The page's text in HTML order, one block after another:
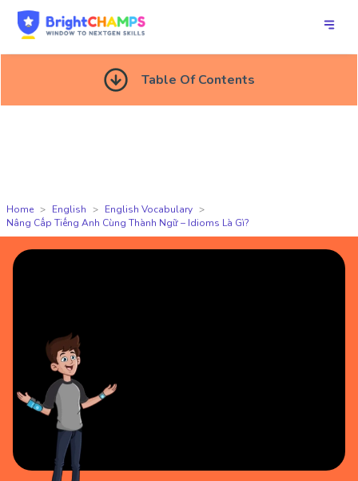
Table Of Contents
Home English
English Vocabulary
Nâng Cấp Tiếng Anh Cùng Thành Ngữ – Idioms Là Gì?